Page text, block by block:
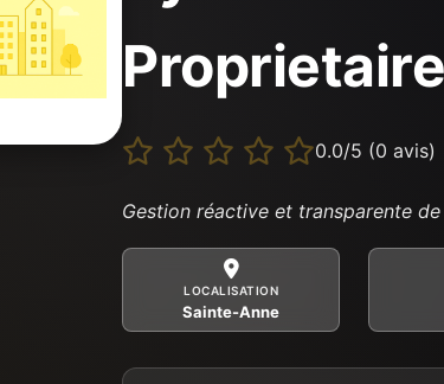
0.0/5 (0 avis)
Gestion réactive et transparente
LOCALISATION
Sainte-Anne